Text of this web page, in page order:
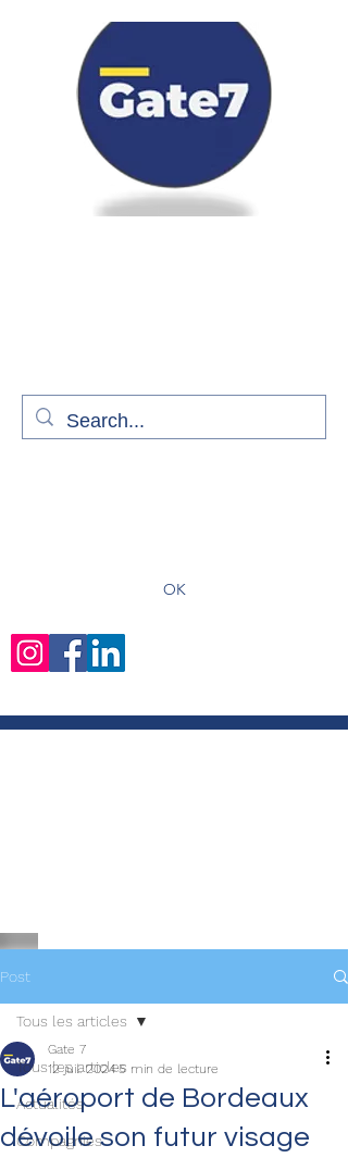
OK
Post
Tous les articles
Actualités
Compagnies
Tous les articles
L'aéroport de Bordeaux
dévoile son futur visage
Gate 7
12 juil. 20245 min de lecture